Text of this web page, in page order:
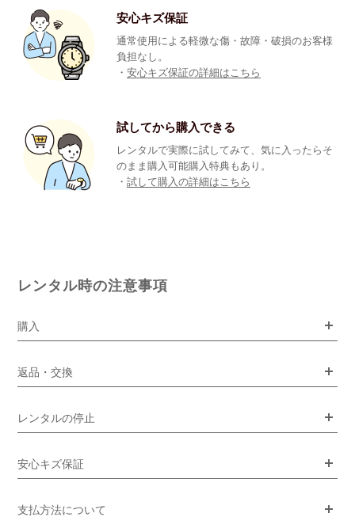
安心キズ保証
通常使用による軽微な傷・故障・破損のお客様
負担なし。
・安心キズ保証の詳細はこちら
試してから購入できる
レンタルで実際に試してみて、気に入ったらそ
のまま購入可能購入特典もあり。
・試して購入の詳細はこちら
レンタル時の注意事項
購入
返品・交換
レンタルの停止
安心キズ保証
支払方法について